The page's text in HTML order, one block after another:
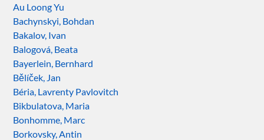
Au Loong Yu
Bachynskyi, Bohdan
Bakalov, Ivan
Balogová, Beata
Bayerlein, Bernhard
Bělíček, Jan
Béria, Lavrenty Pavlovitch
Bikbulatova, Maria
Bonhomme, Marc
Borkovsky, Antin